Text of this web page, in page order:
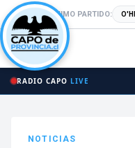
PRÓXIMO PARTIDO:
RADIO CAPO LIVE
NOTICIAS